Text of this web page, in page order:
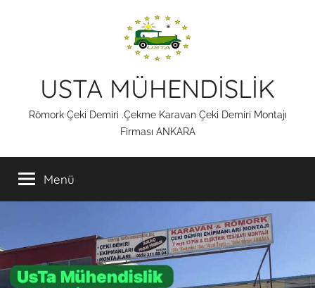
USTA MÜHENDİSLİK
Römork Çeki Demiri .Çekme Karavan Çeki Demiri Montajı
Firması ANKARA
Menü